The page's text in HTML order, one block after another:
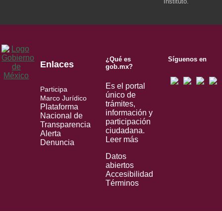
Enlaces
Participa
Marco Jurídico
Plataforma
Nacional de
Transparencia
Alerta
Denuncia
¿Qué es
gob.mx?
Es el portal
único de
trámites,
información y
participación
ciudadana.
Leer más
Datos
abiertos
Accesibilidad
Términos
Síguenos en